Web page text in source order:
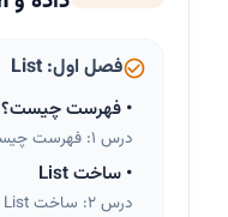
فصل اول: List
• فهرست چیست؟
درس 1: فهرست چیست؟
• ساخت List
درس 2: ساخت List